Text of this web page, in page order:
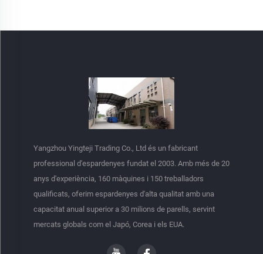
Yangzhou Yingteji Trading Co., Ltd és un fabricant
professional d'espardenyes fundat el 2003. Amb més de 20
anys d'experiència, 160 màquines i 150 treballadors
qualificats, oferim espardenyes d'alta qualitat amb una
capacitat anual superior a 30 milions de parells, servint
mercats globals com el Japó, Corea i els EUA.